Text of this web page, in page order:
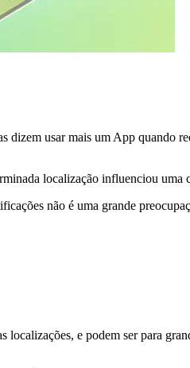
dizem usar mais um App quando
localização influenciou uma
não é uma grande
e podem ser para